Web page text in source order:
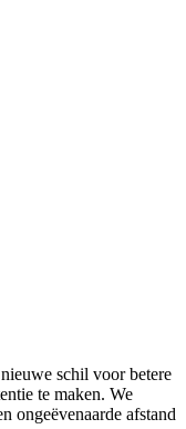
schil voor betere
te maken. We
ongeëvenaarde afstand